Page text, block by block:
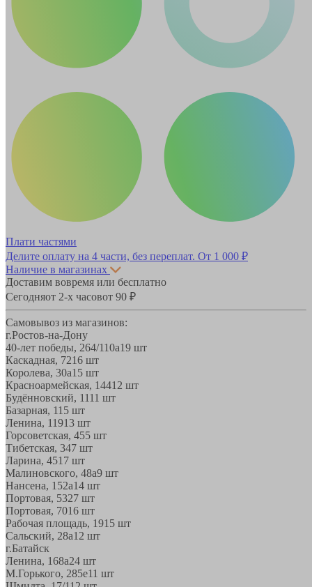
Плати частями
Делите оплату на 4 части, без переплат. От 1 000 ₽
Наличие в магазинах
Доставим вовремя или бесплатно
Сегодняот 2-х часовот 90 ₽
Самовывоз из магазинов:
г.Ростов-на-Дону
40-лет победы, 264/110а19 шт
Каскадная, 7216 шт
Королева, 30а15 шт
Красноармейская, 14412 шт
Будённовский, 1111 шт
Базарная, 11 5 шт
Ленина, 11913 шт
Горсоветская, 455 шт
Тибетская, 347 шт
Ларина, 4517 шт
Малиновского, 48а9 шт
Нансена, 152а14 шт
Портовая, 5327 шт
Портовая, 7016 шт
Рабочая площадь, 1915 шт
Сальский, 28a12 шт
г.Батайск
Ленина, 168а24 шт
М.Горького, 285е11 шт